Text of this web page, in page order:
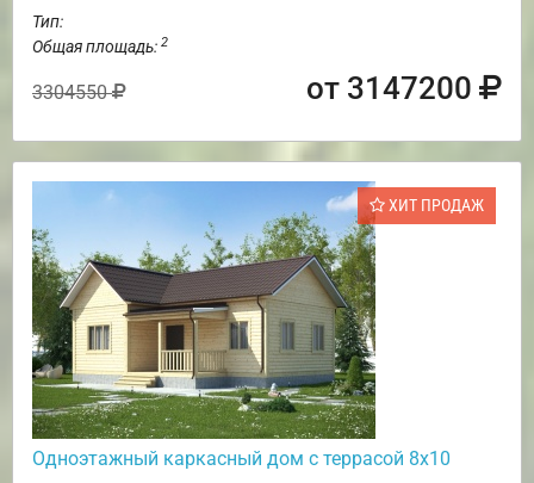
Тип:
Общая площадь: 2
3304550 от 3147200
ХИТ ПРОДАЖ
Одноэтажный каркасный дом с террасой 8х10